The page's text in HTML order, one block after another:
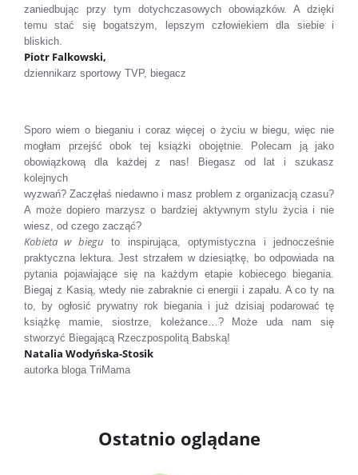
zaniedbując przy tym dotychczasowych obowiązków. A dzięki
temu stać się bogatszym, lepszym człowiekiem dla siebie i
bliskich.
Piotr Falkowski,
dziennikarz sportowy TVP, biegacz
Sporo wiem o bieganiu i coraz więcej o życiu w biegu, więc nie
mogłam przejść obok tej książki obojętnie. Polecam ją jako
obowiązkową dla każdej z nas! Biegasz od lat i szukasz
kolejnych
wyzwań? Zaczęłaś niedawno i masz problem z organizacją czasu?
A może dopiero marzysz o bardziej aktywnym stylu życia i nie
wiesz, od czego zacząć?
Kobieta w biegu to inspirująca, optymistyczna i jednocześnie
praktyczna lektura. Jest strzałem w dziesiątkę, bo odpowiada na
pytania pojawiające się na każdym etapie kobiecego biegania.
Biegaj z Kasią, wtedy nie zabraknie ci energii i zapału. A co ty na
to, by ogłosić prywatny rok biegania i już dzisiaj podarować tę
książkę mamie, siostrze, koleżance…? Może uda nam się
stworzyć Biegającą Rzeczpospolitą Babską!
Natalia Wodyńska-Stosik
autorka bloga TriMama
Ostatnio oglądane